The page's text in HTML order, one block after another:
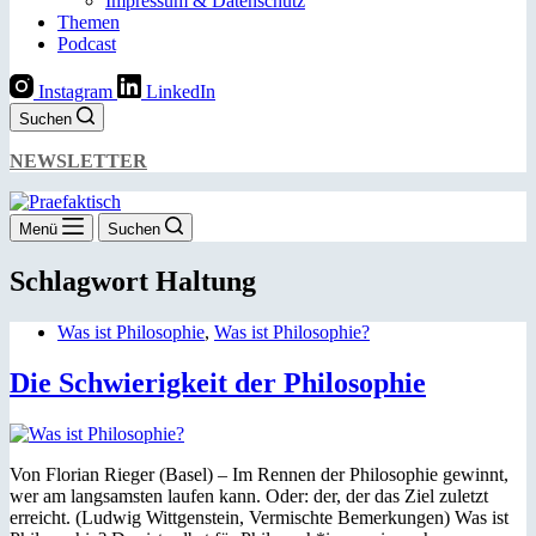
Themen
Podcast
Instagram LinkedIn
Suchen
NEWSLETTER
Menü Suchen
Schlagwort Haltung
Was ist Philosophie, Was ist Philosophie?
Die Schwierigkeit der Philosophie
Von Florian Rieger (Basel) – Im Rennen der Philosophie gewinnt,
wer am langsamsten laufen kann. Oder: der, der das Ziel zuletzt
erreicht. (Ludwig Wittgenstein, Vermischte Bemerkungen) Was ist